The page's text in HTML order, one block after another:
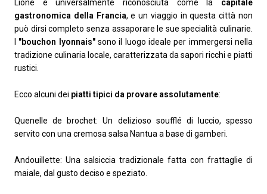
Lione è universalmente riconosciuta come la capitale
gastronomica della Francia, e un viaggio in questa città non
può dirsi completo senza assaporare le sue specialità culinarie.
"bouchon lyonnais"sono il luogo ideale per immergersi nella
tradizione culinaria locale, caratterizzata da sapori ricchi e piatti
rustici.
Ecco alcuni dei piatti tipici da provare assolutamente:
Quenelle de brochet: Un delizioso soufflé di luccio, spesso
servito con una cremosa salsa Nantua a base di gamberi.
Andouillette: Una salsiccia tradizionale fatta con frattaglie di
maiale, dal gusto deciso e speziato.